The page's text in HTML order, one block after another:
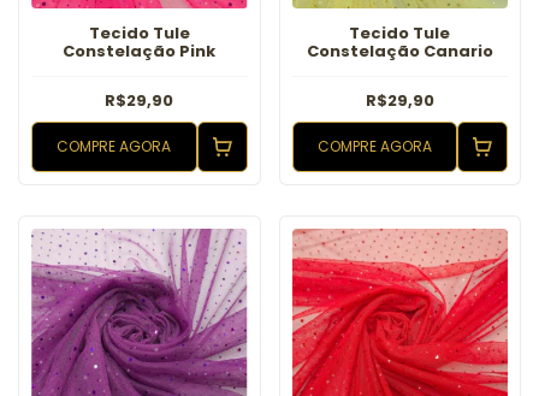
Tecido Tule
Constelação Pink
R$29,90
COMPRE AGORA
Tecido Tule
Constelação Canario
R$29,90
COMPRE AGORA